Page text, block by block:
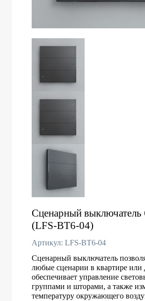
Сценарный выключатель
(LFS-BT6-04)
Артикул: LFS-BT6-04
Сценарный выключатель
любые сценарии в квартире или
обеспечивает управление
группами и шторами, а также
температуру окружающего